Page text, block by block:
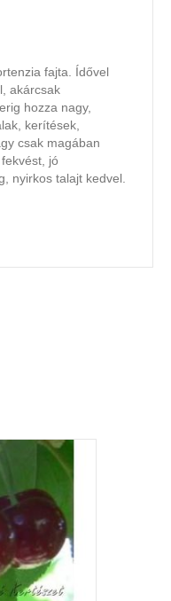
fajta. Ídővel
akárcsak
hozza nagy,
kerítések,
csak magában
jó
nyirkos talajt kedvel.